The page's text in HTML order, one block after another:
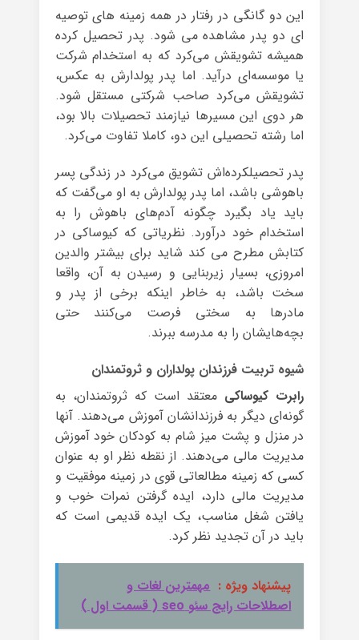
این دو گانگی در رفتار در همه زمینه های توصیه
ای دو پدر مشاهده می شود. پدر تحصیل کرده
همیشه تشویقش می‌کرد که به استخدام شرکت
یا موسسه‌ای درآید. اما پدر پولدارش به عکس،
تشویقش می‌کرد صاحب شرکتی مستقل شود.
هر دوی این مسیرها نیازمند تحصیلات بالا بود،
اما رشته تحصیلی این دو، کاملا تفاوت می‌کرد.
پدر تحصیلکرده‌اش تشویق می‌کرد در زندگی پسر
باهوشی باشد، اما پدر پولدارش به او می‌گفت که
باید یاد بگیرد چگونه آدم‌های باهوش را به
استخدام خود درآورد. نظریاتی که کیوساکی در
کتابش مطرح می کند شاید برای بیشتر والدین
امروزی، بسیار زیربنایی و رسیدن به آن، واقعا
سخت باشد، به خاطر اینکه برخی از پدر و
مادرها به سختی فرصت می‌کنند حتی
بچه‌هایشان را به مدرسه ببرند.
شیوه تربیت فرزندان پولداران و ثروتمندان
رابرت کیوساکی معتقد است که ثروتمندان، به
گونه‌ای دیگر به فرزندانشان آموزش می‌دهند. آنها
در منزل و پشت‌ میز شام به کودکان‌ خود آموزش
مدیریت مالی می‌دهند. از نقطه نظر او به عنوان
کسی که زمینه مطالعاتی قوی در زمینه موفقیت و
مدیریت مالی دارد، ایده گرفتن نمرات خوب و
یافتن شغل مناسب، یک ایده قدیمی است که
باید در آن تجدید نظر کرد.
پیشنهاد ویژه : مهمترین لغات و
اصطلاحات رایج سئو seo ( قسمت اول )